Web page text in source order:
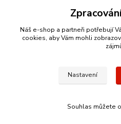
info@e-rucniprace.cz
Copyright ©
Náš e-shop a partneři potřebují
cookies, aby Vám mohli
Nastavení
Souhlas můžete